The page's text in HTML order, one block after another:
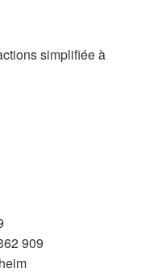
simplifiée à
909